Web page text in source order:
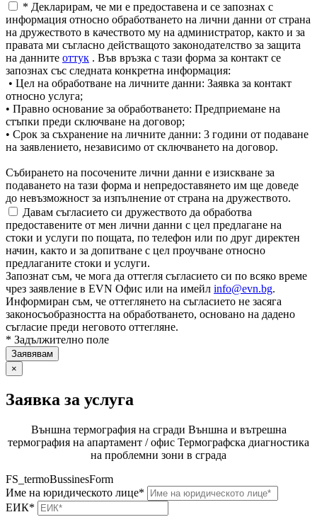
* Декларирам, че ми е предоставена и се запознах с
информация относно обработването на лични данни от страна
на дружеството в качеството му на администратор, както и за
правата ми съгласно действащото законодателство за защита
на данните оттук . Във връзка с тази форма за контакт се
запознах със следната конкретна информация:
• Цел на обработване на личните данни: Заявка за контакт
относно услуга;
• Правно основание за обработването: Предприемане на
стъпки преди сключване на договор;
• Срок за съхранение на личните данни: 3 години от подаване
на заявлението, независимо от сключването на договор.
Събирането на посочените лични данни е изискване за
подаването на тази форма и непредоставянето им ще доведе
до невъзможност за изпълнение от страна на дружеството.
Давам съгласието си дружеството да обработва
предоставените от мен лични данни с цел предлагане на
стоки и услуги по пощата, по телефон или по друг директен
начин, както и за допитване с цел проучване относно
предлаганите стоки и услуги.
Запознат съм, че мога да оттегля съгласието си по всяко време
чрез заявление в EVN Офис или на имейл info@evn.bg.
Информиран съм, че оттеглянето на съгласието не засяга
законосъобразността на обработването, основано на дадено
съгласие преди неговото оттегляне.
* Задължително поле
×
Заявка за услуга
Външна термография на сгради Външна и вътрешна
термография на апартамент / офис Термографска диагностика
на проблемни зони в сграда
FS_termoBussinesForm
Име на юридическото лице*
ЕИК*